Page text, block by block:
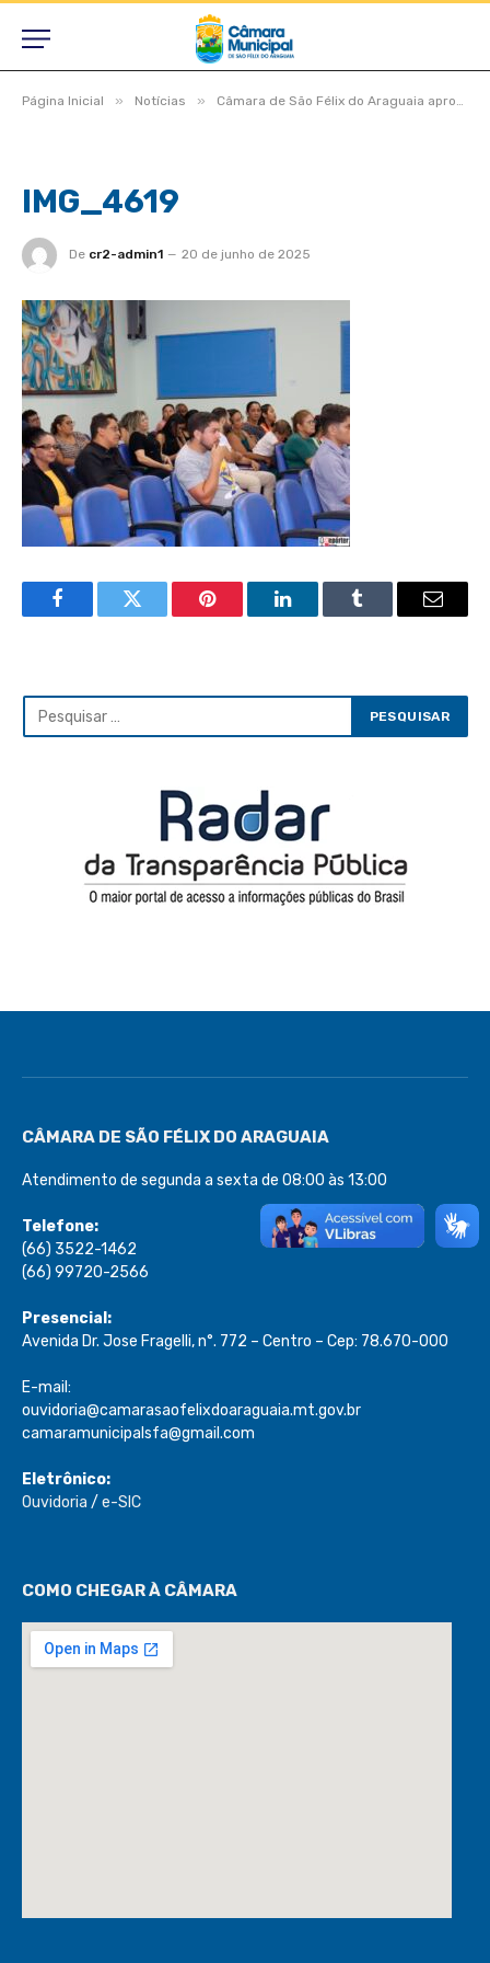
Página Inicial » Notícias » Câmara de São Félix do Araguaia aprova projetos estratégicos em dois turnos durante Sessão Ordinária e Extraordinária
IMG_4619
De cr2-admin1 20 de junho de 2025
FacebookTwitter Pinterest LinkedInTumblr Email
CÂMARA DE SÃO FÉLIX DO ARAGUAIA
Atendimento de segunda a sexta de 08:00 às 13:00
Telefone:
(66) 3522-1462
(66) 99720-2566
Presencial:
Avenida Dr. Jose Fragelli, n°. 772 – Centro – Cep: 78.670-000
E-mail:
ouvidoria@camarasaofelixdoaraguaia.mt.gov.br
camaramunicipalsfa@gmail.com
Eletrônico:
Ouvidoria / e-SIC
COMO CHEGAR À CÂMARA